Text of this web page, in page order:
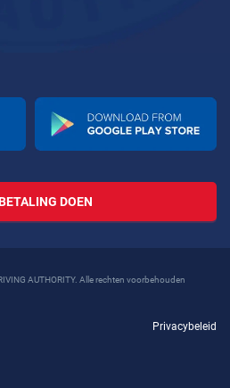
DOEN
AUTHORITY. Alle rechten voorbehouden
Privacybeleid